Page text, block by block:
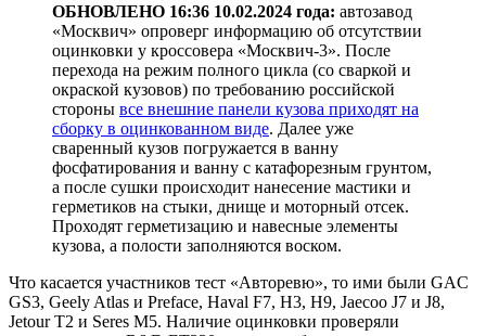
ОБНОВЛЕНО 16:36 10.02.2024 года: автозавод
«Москвич» опроверг информацию об отсутствии
оцинковки у кроссовера «Москвич-3». После
перехода на режим полного цикла (со сваркой и
окраской кузовов) по требованию российской
стороны все внешние панели кузова приходят на
сборку в оцинкованном виде. Далее уже
сваренный кузов погружается в ванну
фосфатирования и ванну с катафорезным грунтом,
а после сушки происходит нанесение мастики и
герметиков на стыки, днище и моторный отсек.
Проходят герметизацию и навесные элементы
кузова, а полости заполняются воском.
Что касается участников тест «Авторевю», то ими были GAC
GS3, Geely Atlas и Preface, Haval F7, H3, H9, Jaecoo J7 и J8,
Jetour T2 и Seres M5. Наличие оцинковки проверяли